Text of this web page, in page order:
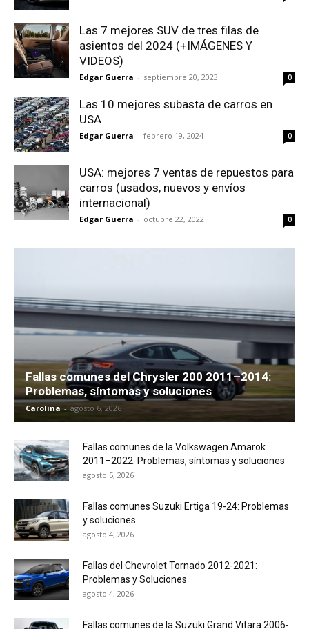
Las 7 mejores SUV de tres filas de
asientos del 2024 (+IMÁGENES Y
VIDEOS)
Edgar Guerra - septiembre 20, 2023 0
Las 10 mejores subasta de carros en
USA
Edgar Guerra - febrero 19, 2024 0
USA: mejores 7 ventas de repuestos para
carros (usados, nuevos y envíos
internacional)
Edgar Guerra - octubre 22, 2022 0
Fallas comunes del Chrysler 200 2011–2014:
Problemas, síntomas y soluciones
Carolina - agosto 6, 2026
Fallas comunes de la Volkswagen Amarok
2011–2022: Problemas, síntomas y soluciones
agosto 5, 2026
Fallas comunes Suzuki Ertiga 19-24: Problemas
y soluciones
agosto 4, 2026
Fallas del Chevrolet Tornado 2012-2021:
Problemas y Soluciones
agosto 4, 2026
Fallas comunes de la Suzuki Grand Vitara 2006-